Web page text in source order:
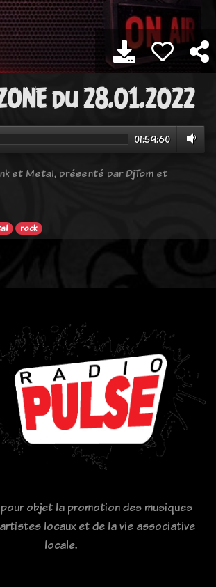
du 28.01.2022
01:59:60
et Metal, présenté par DjTom et
rock
objet la promotion des musiques
locaux et de la vie associative
locale.